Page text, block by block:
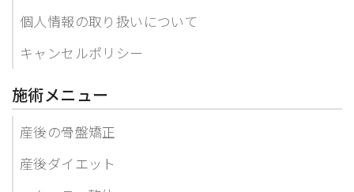
個人情報の取り扱いについて
キャンセルポリシー
施術メニュー
産後の骨盤矯正
産後ダイエット